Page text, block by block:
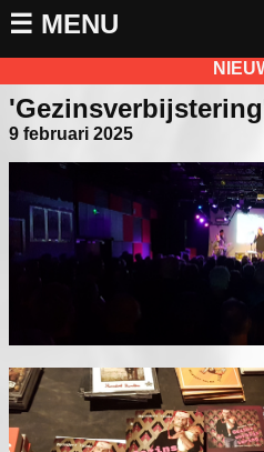
☰ MENU
9 februari 2025